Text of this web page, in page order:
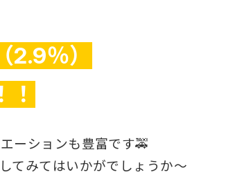
％）
ーションも豊富です🚕
てみてはいかがでしょうか～